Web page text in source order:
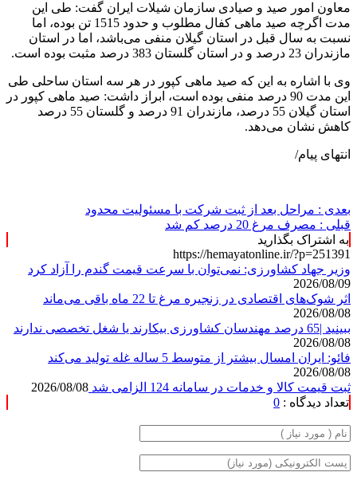
معاون امور صید و صیادی سازمان شیلات ایران گفت: طی این
مدت اگرچه صید ماهی کفال مطلوب و حدود 1515 تن بوده، اما
نسبت به سال قبل در استان گیلان منفی می‌باشد، اما در استان
مازندران 23 درصد و در استان گلستان 383 درصد مثبت بوده است.
وی با اشاره به این که صید ماهی کپور در هر سه استان ساحلی طی
این مدت 90 درصد منفی بوده است، ابراز داشت: صید ماهی کپور در
استان گیلان 55 درصد، مازندران 91 درصد و گلستان 55 درصد
کاهش نشان می‌دهد.
انتهای پیام/
بعدی : مراحل بعد از ثبت شرکت با مسئولیت محدود
قبلی : مصرف مرغ 20 درصد کم شد
به اشتراک بگذارید
https://hemayatonline.ir/?p=251391
وزیر جهاد کشاورزی: نمی‌توان با سرعت قیمت گندم را آزاد کرد
2026/08/09
اثر شوک‌های اقتصادی در زنجیره مرغ تا 22 ماه باقی می‌ماند
2026/08/08
ببینید |65 درصد مهندسان کشاورزی بیکارند یا شغل تخصصی ندارند
2026/08/08
فائو: ایران امسال بیشتر از متوسط 5 ساله غله تولید می‌کند
2026/08/08
ثبت قیمت کالا و خدمات در سامانه 124 الزامی شد
2026/08/08
تعداد دیدگاه : 0